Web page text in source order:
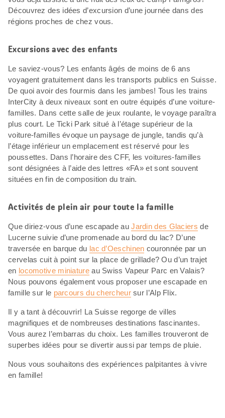
Découvrez des idées d’excursion d’une journée dans des
régions proches de chez vous.
Excursions avec des enfants
Le saviez-vous? Les enfants âgés de moins de 6 ans
voyagent gratuitement dans les transports publics en Suisse.
De quoi avoir des fourmis dans les jambes! Tous les trains
InterCity à deux niveaux sont en outre équipés d’une voiture-
familles. Dans cette salle de jeux roulante, le voyage paraîtra
plus court. Le Ticki Park situé à l’étage supérieur de la
voiture-familles évoque un paysage de jungle, tandis qu’à
l’étage inférieur un emplacement est réservé pour les
poussettes. Dans l’horaire des CFF, les voitures-familles
sont désignées à l’aide des lettres «FA» et sont souvent
situées en fin de composition du train.
Activités de plein air pour toute la famille
Que diriez-vous d’une escapade auJardin des Glaciers de
Lucerne suivie d’une promenade au bord du lac? D’une
traversée en barque du lac d’Oeschinen couronnée par un
cervelas cuit à point sur la place de grillade? Ou d’un trajet
en locomotive miniatureau Swiss Vapeur Parc en Valais?
Nous pouvons également vous proposer une escapade en
famille sur le parcours du chercheursur l’Alp Flix.
Il y a tant à découvrir! La Suisse regorge de villes
magnifiques et de nombreuses destinations fascinantes.
Vous aurez l’embarras du choix. Les familles trouveront de
superbes idées pour se divertir aussi par temps de pluie.
Nous vous souhaitons des expériences palpitantes à vivre
en famille!